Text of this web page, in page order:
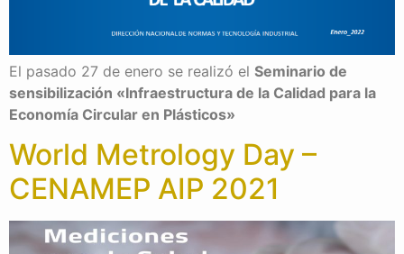
El pasado 27 de enero se realizó el Seminario de
sensibilización «Infraestructura de la Calidad para la
Economía Circular en Plásticos»
World Metrology Day –
CENAMEP AIP 2021